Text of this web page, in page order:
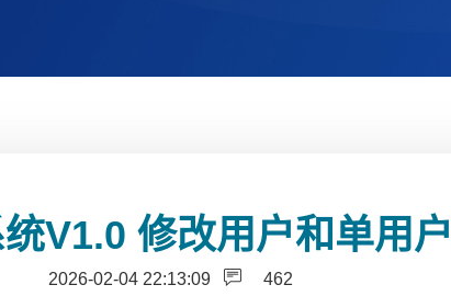
V1.0 修改用户和单用
2026-02-04 22:13:09 462